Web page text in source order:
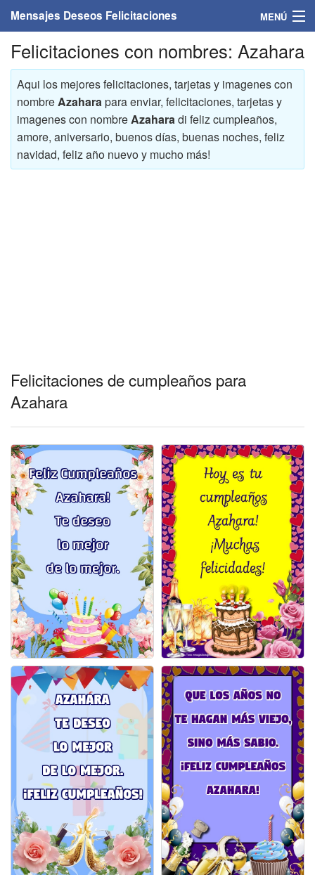
Mensajes Deseos Felicitaciones MENÚ
Home
Mensajes
Felicitaciones
Felicitaciones con nombres
Entrar
Felicitaciones con nombres: Azahara
Aqui los mejores felicitaciones, tarjetas y imagenes con
nombre Azahara para enviar, felicitaciones, tarjetas y
imagenes con nombre Azahara di feliz cumpleaños,
amore, aniversario, buenos días, buenas noches, feliz
navidad, feliz año nuevo y mucho más!
Felicitaciones de cumpleaños para
Azahara